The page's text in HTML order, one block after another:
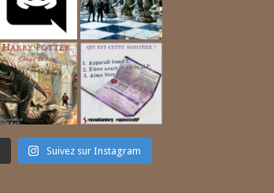
Suivez sur Instagram